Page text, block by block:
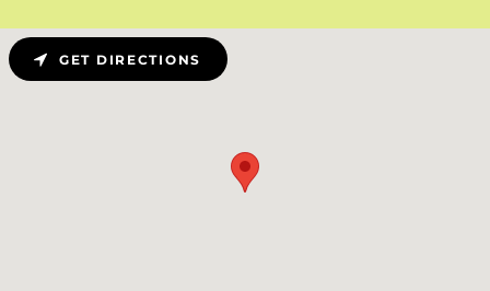
GET DIRECTIONS